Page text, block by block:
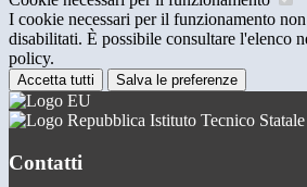
I cookie necessari per il funzionamento non
disabilitati. È possibile consultare l'elenco
policy.
Accetta tutti Salva le preferenze
Istituto Tecnico
Contatti